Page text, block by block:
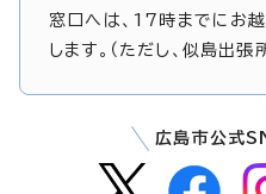
窓口へは、17時までにお
します。（ただし、似島出
広島市公式